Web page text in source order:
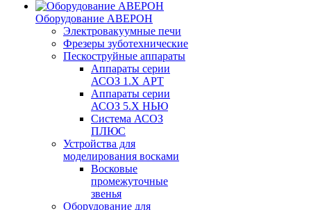
Оборудование АВЕРОН
Электровакуумные печи
Фрезеры зуботехнические
Пескоструйные аппараты
Аппараты серии
АСОЗ 1.Х АРТ
Аппараты серии
АСОЗ 5.Х НЬЮ
Система АСОЗ
ПЛЮС
Устройства для
моделирования восками
Восковые
промежуточные
звенья
Оборудование для